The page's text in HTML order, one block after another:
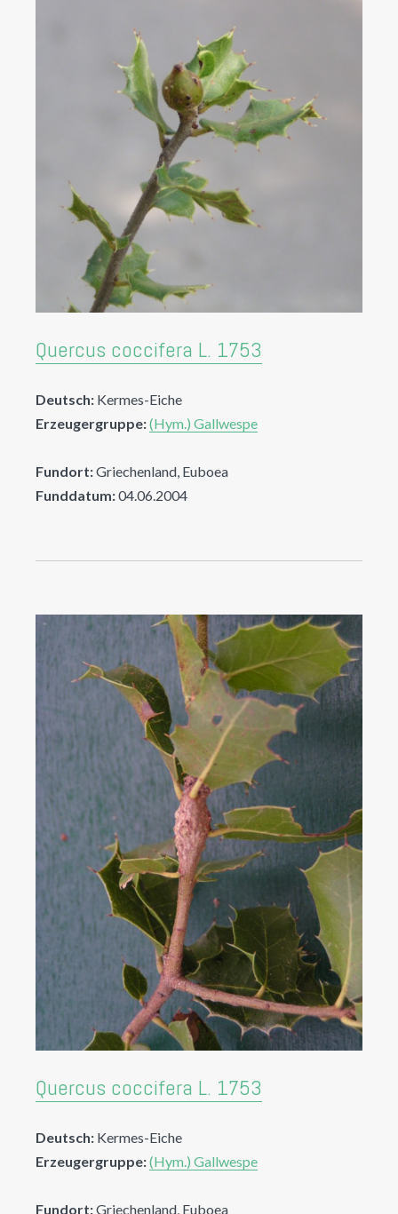
Quercus coccifera L. 1753
Deutsch: Kermes-Eiche
Erzeugergruppe:(Hym.) Gallwespe
Fundort:Griechenland, Euboea
Funddatum:04.06.2004
Quercus coccifera L. 1753
Deutsch: Kermes-Eiche
Erzeugergruppe:(Hym.) Gallwespe
Fundort:Griechenland, Euboea